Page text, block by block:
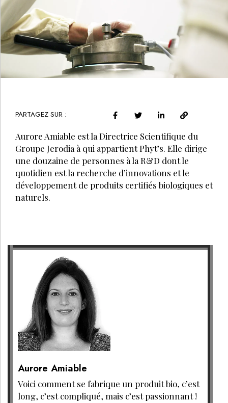
PARTAGEZ SUR :
Aurore Amiable est la Directrice Scientifique du
Groupe Jerodia à qui appartient Phyt’s. Elle dirige
une douzaine de personnes à la R&D dont le
quotidien est la recherche d’innovations et le
développement de produits certifiés biologiques et
naturels.
Aurore Amiable
Voici comment se fabrique un produit bio, c’est
long, c’est compliqué, mais c’est passionnant !